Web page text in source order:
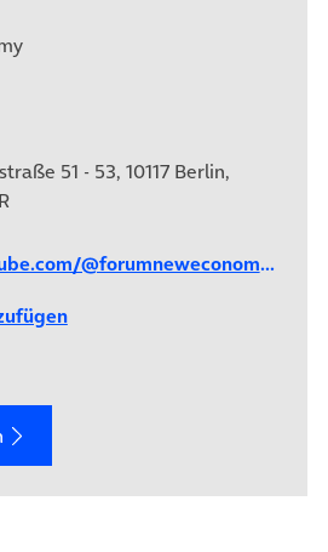
51 - 53, 10117 Berlin,
https://www.youtube.com/@forumneweconomy5148/streams